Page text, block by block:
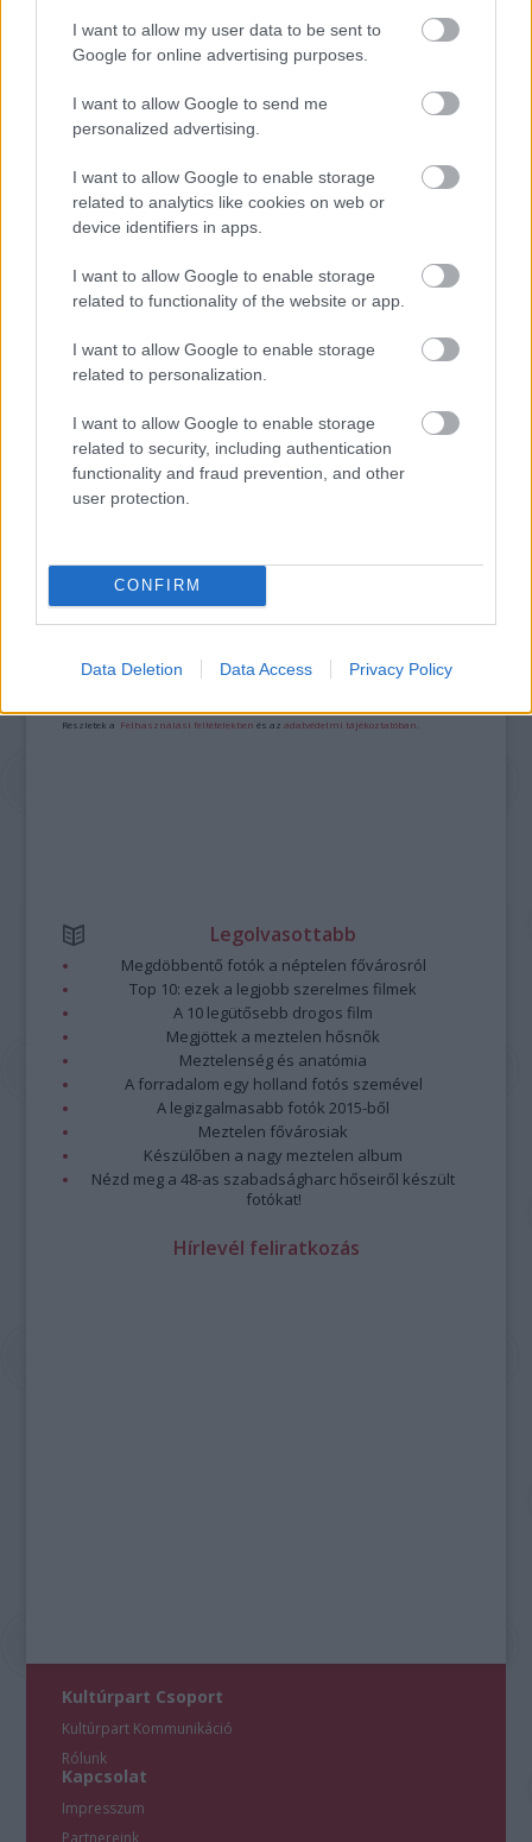
I want to allow my user data to be sent to
Google for online advertising purposes.
I want to allow Google to send me
personalized advertising.
I want to allow Google to enable storage
related to analytics like cookies on web or
device identifiers in apps.
I want to allow Google to enable storage
related to functionality of the website or app.
I want to allow Google to enable storage
related to personalization.
I want to allow Google to enable storage
related to security, including authentication
functionality and fraud prevention, and other
user protection.
CONFIRM
Data Deletion Data Access Privacy Policy
„NEM TÖBB EZER EMBERRE UTAZUNK, HANEM
EGY VÁLOGATOTT TÁRSASÁGRA”
KELEMEN BARNABÁS: A FESZTIVÁL AKADÉMIA
BUDAPEST JUBILEUMI 10. ÉVADA
A bejegyzés trackback címe:
https://kulturpart.hu/api/trackback/id/7916832
Kommentek:
minősülnek, értük aszolgáltatás technikaiüzemeltetője semmilyen felelősséget
Részletek a Felhasználási feltételekben és azadatvédelmi tájékoztatóban
Legolvasottabb
Megdöbbentő fotók a néptelen fővárosról
Top 10: ezek a legjobb szerelmes filmek
A 10 legütősebb drogos film
Megjöttek a meztelen hősnők
Meztelenség és anatómia
A forradalom egy holland fotós szemével
A legizgalmasabb fotók 2015-ből
Meztelen fővárosiak
Készülőben a nagy meztelen album
Nézd meg a 48-as szabadságharc hőseiről készült
fotókat!
Hírlevél feliratkozás
Kultúrpart Csoport
Kultúrpart Kommunikáció
Rólunk
Kapcsolat
Impresszum